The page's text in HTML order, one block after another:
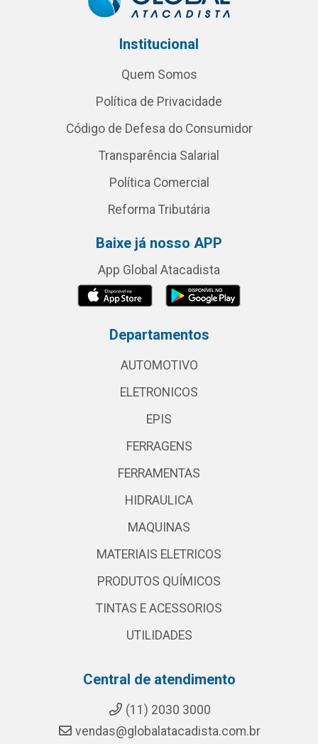
Institucional
Quem Somos
Política de Privacidade
Código de Defesa do Consumidor
Transparência Salarial
Política Comercial
Reforma Tributária
Baixe já nosso APP
App Global Atacadista
Departamentos
AUTOMOTIVO
ELETRONICOS
EPIS
FERRAGENS
FERRAMENTAS
HIDRAULICA
MAQUINAS
MATERIAIS ELETRICOS
PRODUTOS QUÍMICOS
TINTAS E ACESSORIOS
UTILIDADES
Central de atendimento
(11) 2030 3000
vendas@globalatacadista.com.br